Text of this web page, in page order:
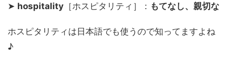
➤ hospitality ［ホスピタリティ］： もてなし、親切な
ホスピタリティは日本語でも使うので知ってますよね
♪